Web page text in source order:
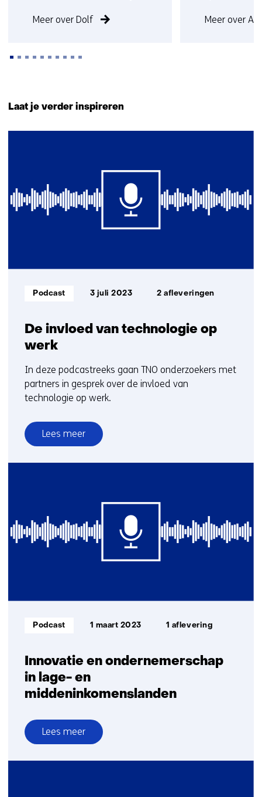
Meer over Dolf Meer over
(Neem
ons
op)
Laat je verder inspireren
5
De invloed van technologie op
werk
Informatietype:
Podcast 3 juli 2023 2 afleveringen
In deze podcastreeks gaan TNO onderzoekers met
partners in gesprek over de invloed van
technologie op werk.
Lees meer
over
De
op
werk
Innovatie en ondernemerschap
in lage- en
middeninkomenslanden
Informatietype:
Podcast 1 maart 2023 1 aflevering
Lees meer
over
Innovatie